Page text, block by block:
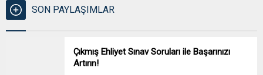
SON PAYLAŞIMLAR
Çıkmış Ehliyet Sınav Soruları ile Başarınızı
Artırın!